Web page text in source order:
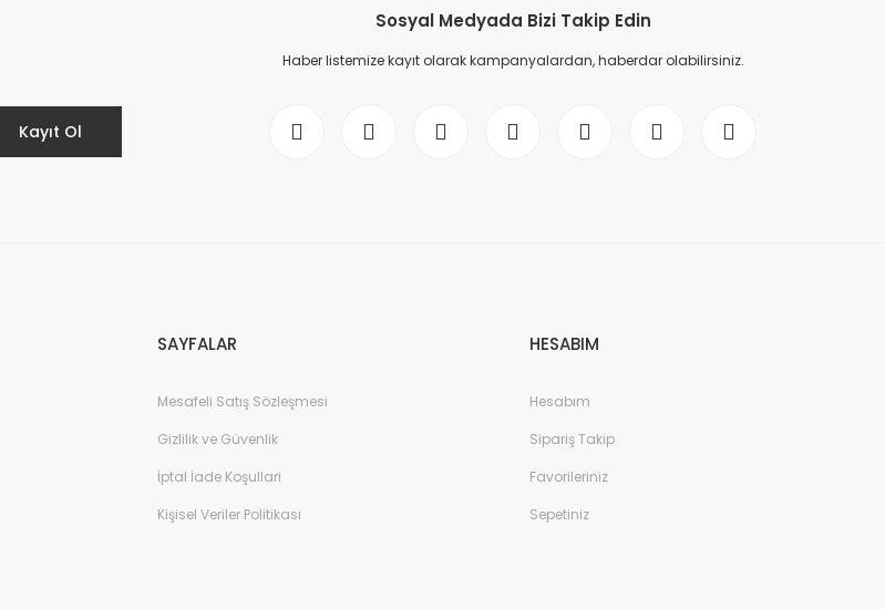
Kayıt Ol
Sosyal Medyada Bizi Takip Edin
Haber listemize kayıt olarak kampanyalardan, haberdar olabilirsiniz.
SAYFALAR
Mesafeli Satış Sözleşmesi
Gizlilik ve Güvenlik
İptal İade Koşullari
Kişisel Veriler Politikası
HESABIM
Hesabım
Sipariş Takip
Favorileriniz
Sepetiniz